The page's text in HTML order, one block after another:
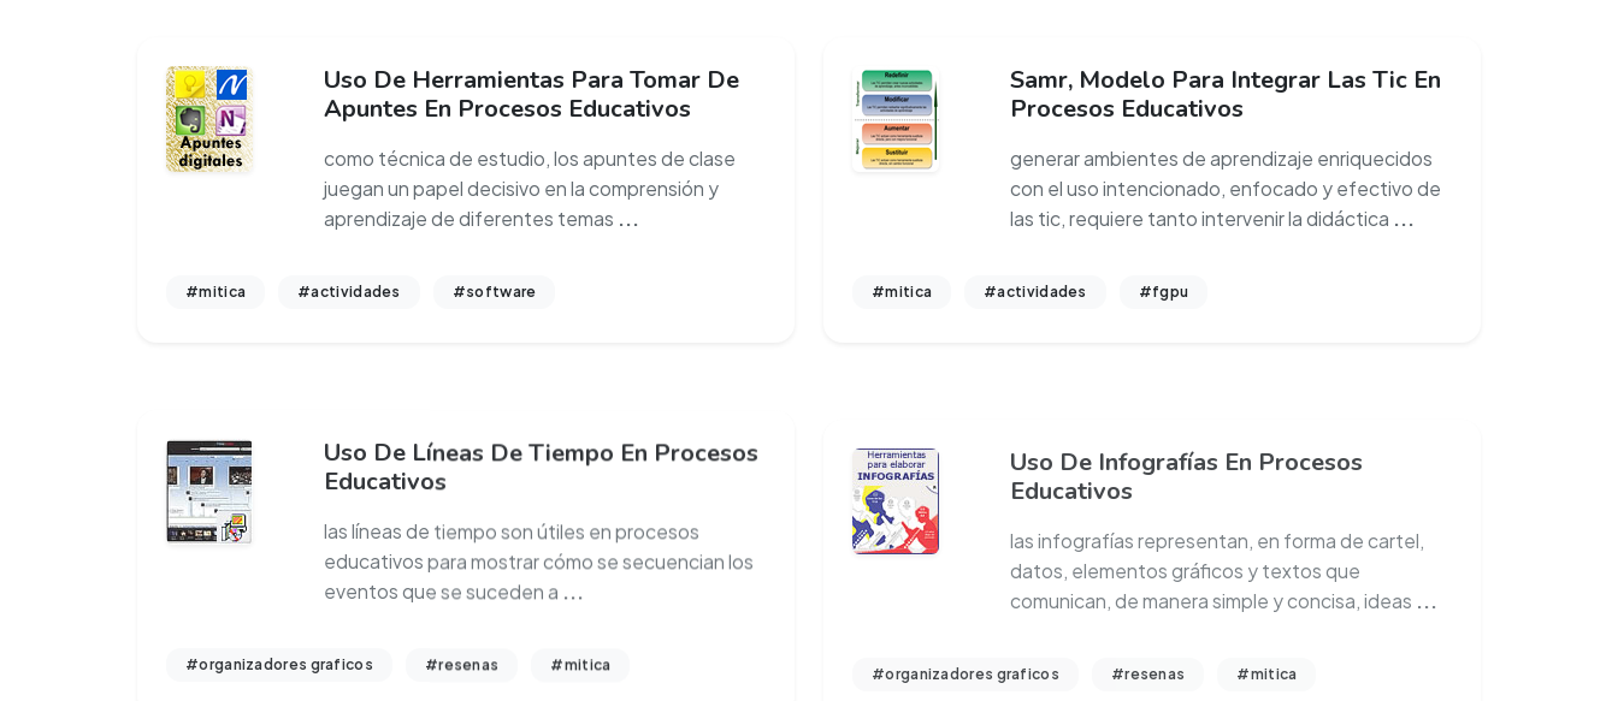
Uso De Herramientas Para Tomar De
Apuntes En Procesos Educativos
como técnica de estudio, los apuntes de clase
juegan un papel decisivo en la comprensión y
aprendizaje de diferentes temas ...
#mitica #actividades #software
Samr, Modelo Para Integrar Las Tic En
Procesos Educativos
generar ambientes de aprendizaje enriquecidos
con el uso intencionado, enfocado y efectivo de
las tic, requiere tanto intervenir la didáctica ...
#mitica #actividades #fgpu
Uso De Líneas De Tiempo En Procesos
Educativos
las líneas de tiempo son útiles en procesos
educativos para mostrar cómo se secuencian los
eventos que se suceden a
#organizadores graficos #resenas #mitica
Uso De Infografías En Procesos
Educativos
datos, elementos gráficos y textos que
comunican, de manera simple y concisa, ideas